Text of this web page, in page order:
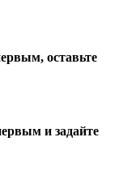
оставьте
и задайте